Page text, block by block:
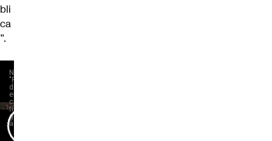
bli
ca
”.